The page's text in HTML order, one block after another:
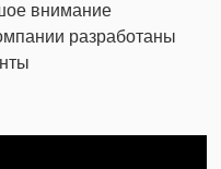
внимание
разработаны